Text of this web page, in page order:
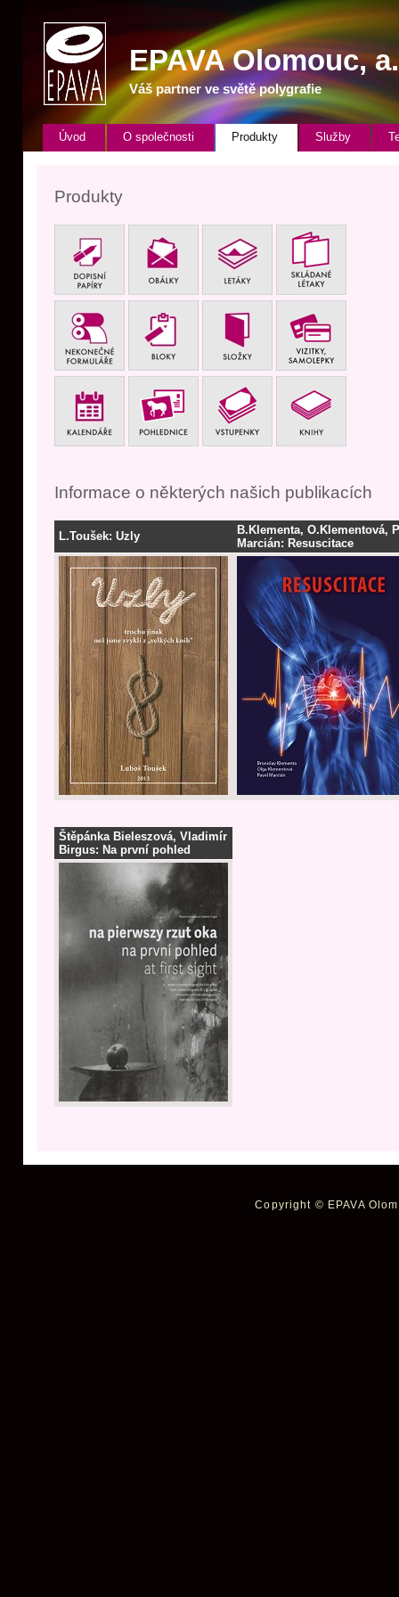
EPAVAOlomouc,
Váš partner ve světě polygrafie
Úvod O společnosti Produkty Služby
Produkty
Informace o některých našich publikacích
L.Toušek: Uzly
B.Klementa, O.Klementová,
Marcián: Resuscitace
Štěpánka Bieleszová, Vladimír
Birgus: Na první pohled
Copyright © EPAVA